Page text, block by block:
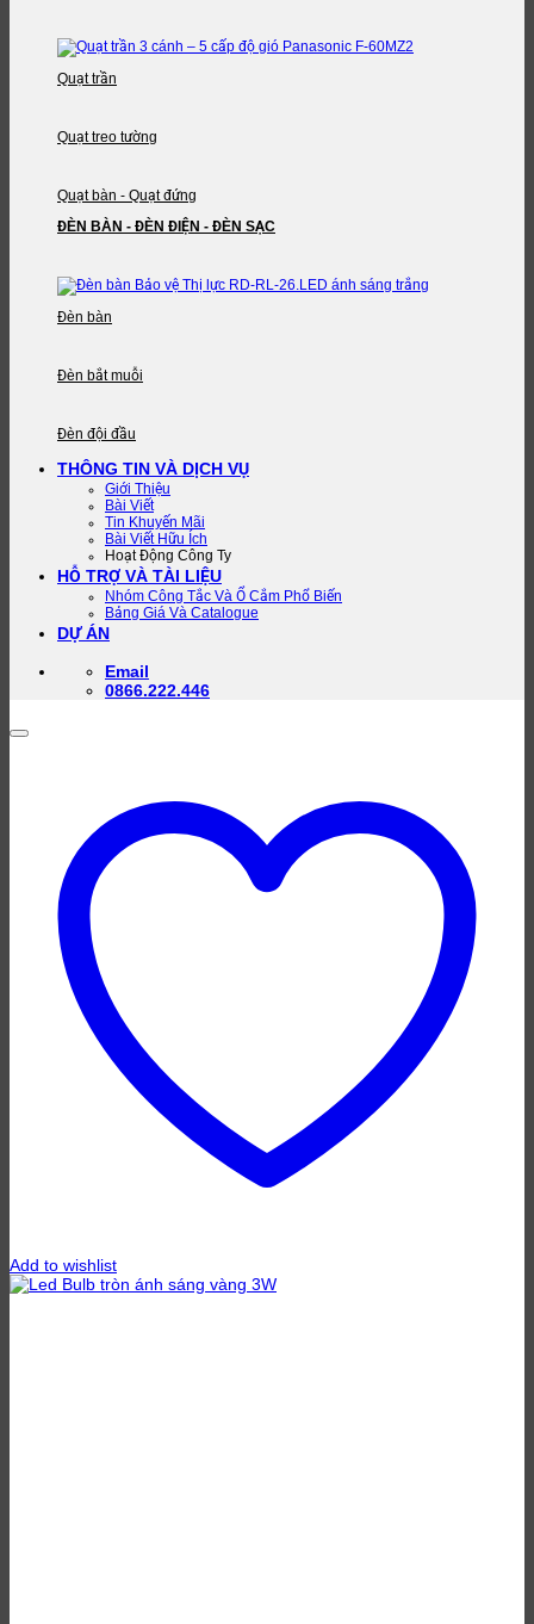
Quạt trần
Quạt treo tường
Quạt bàn - Quạt đứng
ĐÈN BÀN - ĐÈN ĐIỆN - ĐÈN SẠC
Đèn bàn
Đèn bắt muỗi
Đèn đội đầu
THÔNG TIN VÀ DỊCH VỤ
Giới Thiệu
Bài Viết
Tin Khuyến Mãi
Bài Viết Hữu Ích
Hoạt Động Công Ty
HỖ TRỢ VÀ TÀI LIỆU
Nhóm Công Tắc Và Ổ Cắm Phổ Biến
Bảng Giá Và Catalogue
DỰ ÁN
Email
0866.222.446
Add to wishlist